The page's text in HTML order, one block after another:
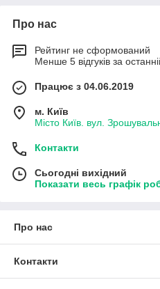
Про нас
Рейтинг не сформований
Менше 5 відгуків за
Працює з 04.06.2019
м. Київ
Місто Київ. вул.
Контакти
Сьогодні вихідний
Показати весь графік
Про нас
Контакти